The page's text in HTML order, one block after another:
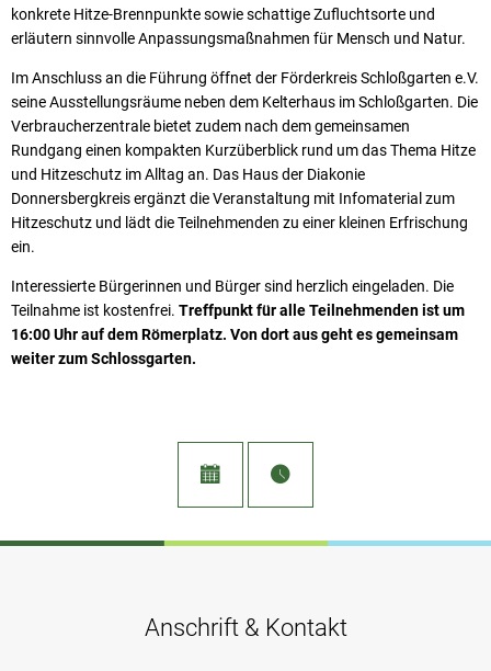
konkrete Hitze-Brennpunkte sowie schattige Zufluchtsorte und
erläutern sinnvolle Anpassungsmaßnahmen für Mensch und Natur.
Im Anschluss an die Führung öffnet der Förderkreis Schloßgarten e.V.
seine Ausstellungsräume neben dem Kelterhaus im Schloßgarten. Die
Verbraucherzentrale bietet zudem nach dem gemeinsamen
Rundgang einen kompakten Kurzüberblick rund um das Thema Hitze
und Hitzeschutz im Alltag an. Das Haus der Diakonie
Donnersbergkreis ergänzt die Veranstaltung mit Infomaterial zum
Hitzeschutz und lädt die Teilnehmenden zu einer kleinen Erfrischung
ein.
Interessierte Bürgerinnen und Bürger sind herzlich eingeladen. Die
Teilnahme ist kostenfrei. Treffpunkt für alle Teilnehmenden ist um
16:00 Uhr auf dem Römerplatz. Von dort aus geht es gemeinsam
weiter zum Schlossgarten.
Anschrift & Kontakt